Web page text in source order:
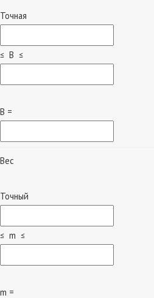
Точная
≤ B ≤
B =
Вес
Точный
≤ m ≤
m =